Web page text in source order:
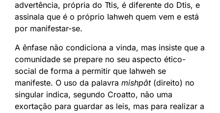
advertência, própria do Ttis, é diferente do Dtis, e
assinala que é o próprio Iahweh quem vem e está
por manifestar-se.
A ênfase não condiciona a vinda, mas insiste que a
comunidade se prepare no seu aspecto ético-
social de forma a permitir que Iahweh se
manifeste. O uso da palavra mishpât(direito) no
singular indica, segundo Croatto, não uma
exortação para guardar as leis, mas para realizar a